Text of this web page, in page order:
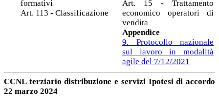
formativi
Art. 113 - Classificazione
Art. 15 - Trattamento
economico operatori di
vendita
Appendice
9. Protocollo nazionale
sul lavoro in modalità
agile del 7/12/2021
CCNL terziario distribuzione e servizi Ipotesi di accordo
22 marzo 2024